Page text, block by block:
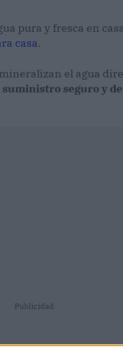
pura y fresca en
casa.
el agua
seguro y
Publicidad